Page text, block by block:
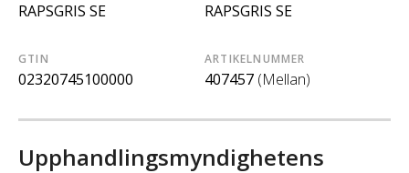
RAPSGRIS SE
RAPSGRIS SE
GTIN
02320745100000
ARTIKELNUMMER
407457 (Mellan)
Upphandlingsmyndighetens